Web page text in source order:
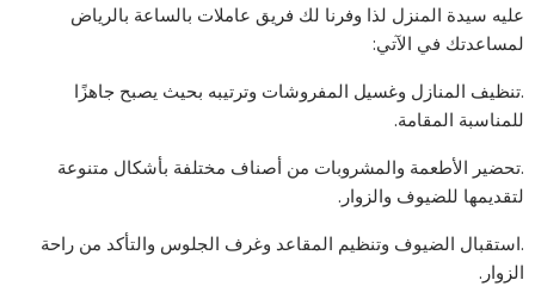
عليه سيدة المنزل لذا وفرنا لك فريق عاملات بالساعة بالرياض
لمساعدتك في الآتي:
.تنظيف المنازل وغسيل المفروشات وترتيبه بحيث يصبح جاهزًا
للمناسبة المقامة.
.تحضير الأطعمة والمشروبات من أصناف مختلفة بأشكال متنوعة
لتقديمها للضيوف والزوار.
.استقبال الضيوف وتنظيم المقاعد وغرف الجلوس والتأكد من راحة
الزوار.